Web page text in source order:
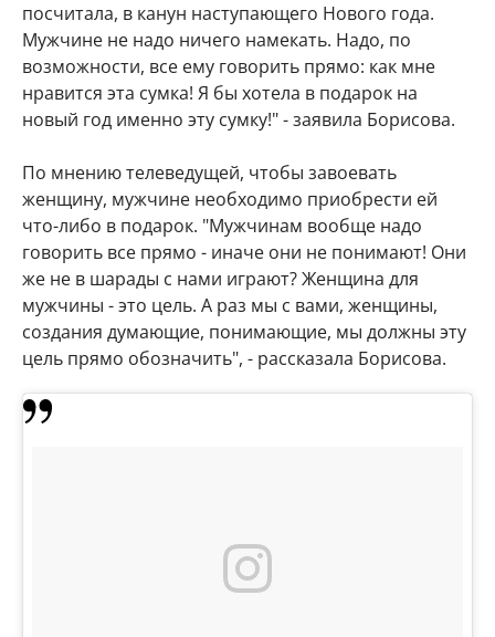
посчитала, в канун наступающего Нового года.
Мужчине не надо ничего намекать. Надо, по
возможности, все ему говорить прямо: как мне
нравится эта сумка! Я бы хотела в подарок на
новый год именно эту сумку!" - заявила Борисова.
По мнению телеведущей, чтобы завоевать
женщину, мужчине необходимо приобрести ей
что-либо в подарок. "Мужчинам вообще надо
говорить все прямо - иначе они не понимают! Они
же не в шарады с нами играют? Женщина для
мужчины - это цель. А раз мы с вами, женщины,
создания думающие, понимающие, мы должны эту
цель прямо обозначить", - рассказала Борисова.